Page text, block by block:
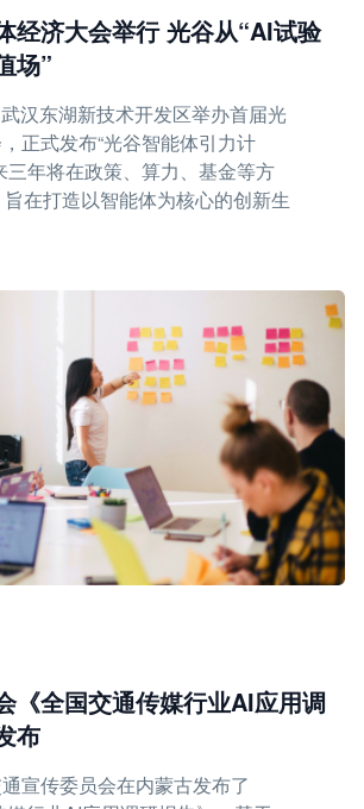
经济大会举行 光谷从“AI试验
场”
汉东湖新技术开发区举办首届光
正式发布“光谷智能体引力计
三年将在政策、算力、基金等方
在打造以智能体为核心的创新生
《全国交通传媒行业AI应用调
布
宣传委员会在内蒙古发布了